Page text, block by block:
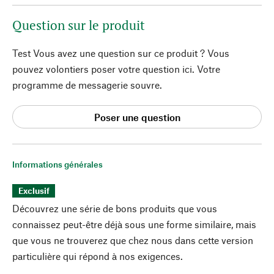
Informations générales
Exclusif
Découvrez une série de bons produits que vous
connaissez peut-être déjà sous une forme similaire, mais
que vous ne trouverez que chez nous dans cette version
particulière qui répond à nos exigences.
Question sur le produit
Test Vous avez une question sur ce produit ? Vous
pouvez volontiers poser votre question ici. Votre
programme de messagerie souvre.
Poser une question